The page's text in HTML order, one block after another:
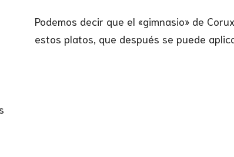
Podemos decir que el «gimnasio» de
estos platos, que después se puede